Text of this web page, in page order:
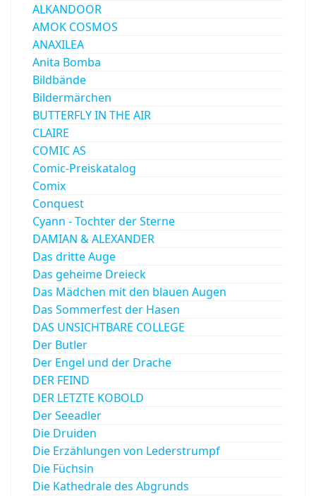
ALKANDOOR
AMOK COSMOS
ANAXILEA
Anita Bomba
Bildbände
Bildermärchen
BUTTERFLY IN THE AIR
CLAIRE
COMIC AS
Comic-Preiskatalog
Comix
Conquest
Cyann - Tochter der Sterne
DAMIAN & ALEXANDER
Das dritte Auge
Das geheime Dreieck
Das Mädchen mit den blauen Augen
Das Sommerfest der Hasen
DAS UNSICHTBARE COLLEGE
Der Butler
Der Engel und der Drache
DER FEIND
DER LETZTE KOBOLD
Der Seeadler
Die Druiden
Die Erzählungen von Lederstrumpf
Die Füchsin
Die Kathedrale des Abgrunds